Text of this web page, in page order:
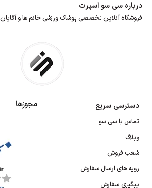
درباره سی سو اسپرت
فروشگاه آنلاین تخصصی پوشاک ورزشی خانم ها و آقایان
دسترسی سریع
تماس با سی سو
وبلاگ
شعب فروش
رویه های ارسال سفارش
پیگیری سفارش
مجوزها